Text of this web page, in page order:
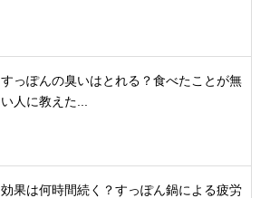
すっぽんの臭いはとれる？食べたことが無
い人に教えた...
効果は何時間続く？すっぽん鍋による疲労